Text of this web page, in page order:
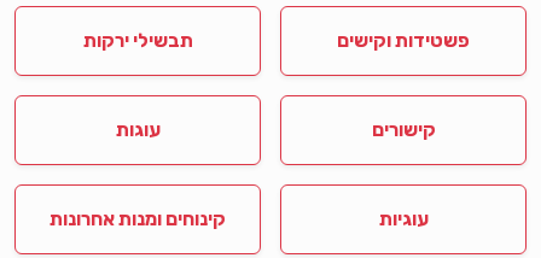
פשטידות וקישים תבשילי ירקות
קישורים עוגות
עוגיות קינוחים ומנות אחרונות